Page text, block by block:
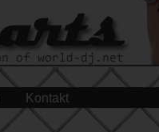
Kontakt